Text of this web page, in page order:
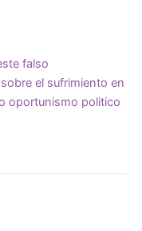
falso
el sufrimiento en
oportunismo politico